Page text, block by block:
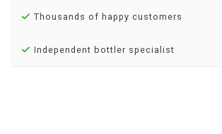
Thousands of happy customers
Independent bottler specialist